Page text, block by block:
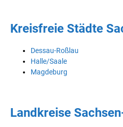
Kreisfreie Städte
Dessau-Roßlau
Halle/Saale
Magdeburg
Landkreise